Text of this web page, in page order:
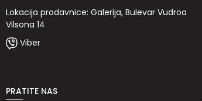
Lokacija prodavnice: Galerija, Bulevar Vudroa
Vilsona 14
Viber
PRATITE NAS